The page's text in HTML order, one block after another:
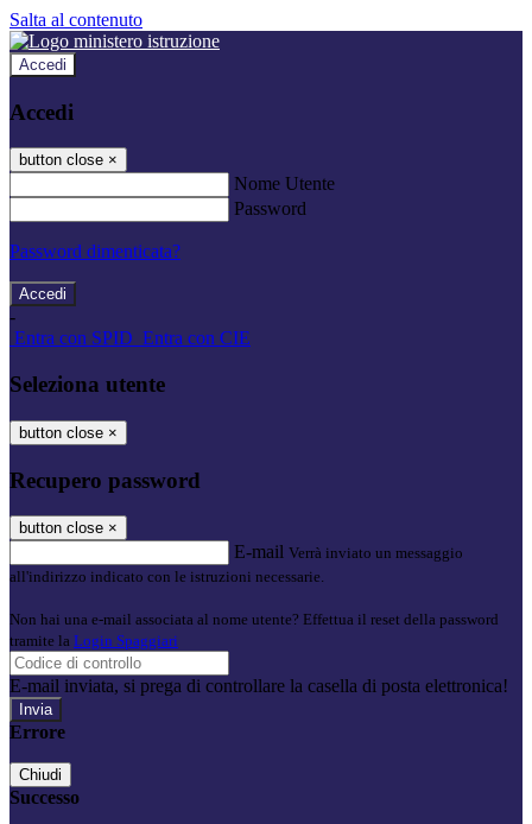
Salta al contenuto
Accedi
Accedi
button close ×
Nome Utente
Password
Password dimenticata?
-
Entra con SPID Entra con CIE
Seleziona utente
button close ×
Recupero password
button close ×
E-mail Verrà inviato un messaggio
all'indirizzo indicato con le istruzioni necessarie.
Non hai una e-mail associata al nome utente? Effettua il reset della password
tramite la Login Spaggiari
E-mail inviata, si prega di controllare la casella di posta elettronica!
Errore
Chiudi
Successo